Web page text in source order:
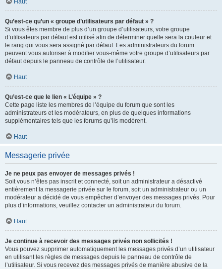
Haut
Qu’est-ce qu’un « groupe d’utilisateurs par défaut » ?
Si vous êtes membre de plus d’un groupe d’utilisateurs, votre groupe
d’utilisateurs par défaut est utilisé afin de déterminer quelle sera la couleur et
le rang qui vous sera assigné par défaut. Les administrateurs du forum
peuvent vous autoriser à modifier vous-même votre groupe d’utilisateurs par
défaut depuis le panneau de contrôle de l’utilisateur.
Haut
Qu’est-ce que le lien « L’équipe » ?
Cette page liste les membres de l’équipe du forum que sont les
administrateurs et les modérateurs, en plus de quelques informations
supplémentaires tels que les forums qu’ils modèrent.
Haut
Messagerie privée
Je ne peux pas envoyer de messages privés !
Soit vous n’êtes pas inscrit et connecté, soit un administrateur a désactivé
entièrement la messagerie privée sur le forum, soit un administrateur ou un
modérateur a décidé de vous empêcher d’envoyer des messages privés. Pour
plus d’informations, veuillez contacter un administrateur du forum.
Haut
Je continue à recevoir des messages privés non sollicités !
Vous pouvez supprimer automatiquement les messages privés d’un utilisateur
en utilisant les règles de messages depuis le panneau de contrôle de
l’utilisateur. Si vous recevez des messages privés de manière abusive de la